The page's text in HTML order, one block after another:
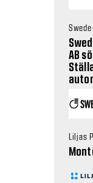
AB
Liljas